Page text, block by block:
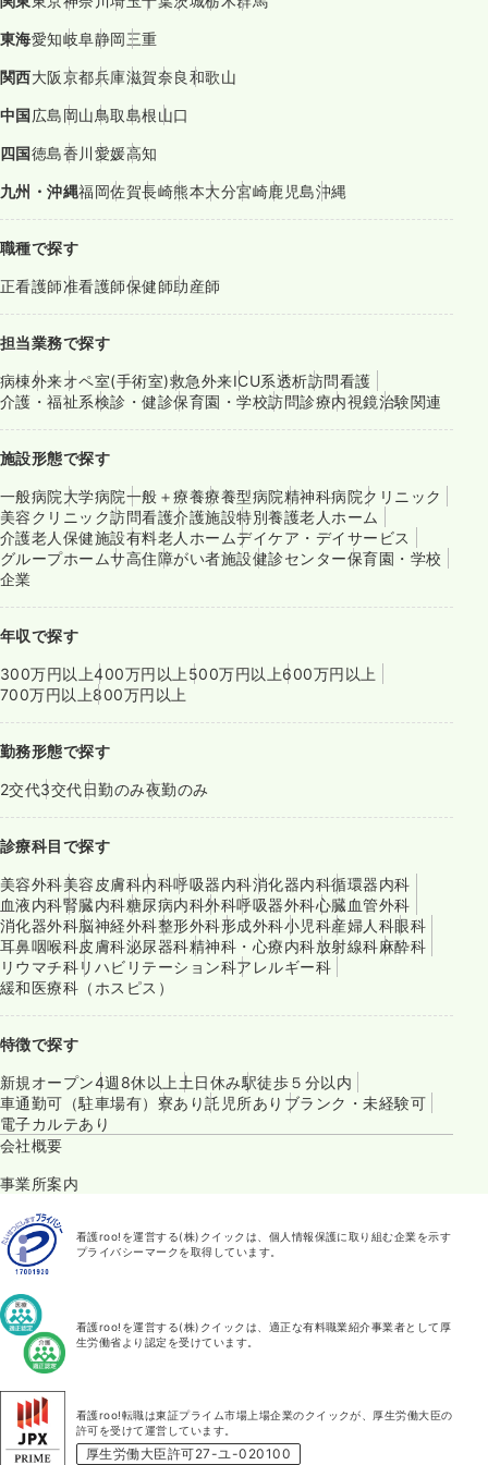
東海愛知岐阜静岡三重
関西大阪京都兵庫滋賀奈良和歌山
中国広島岡山鳥取島根山口
四国徳島香川愛媛高知
九州・沖縄福岡佐賀長崎熊本大分宮崎鹿児島沖縄
職種で探す
正看護師准看護師保健師助産師
担当業務で探す
病棟外来オペ室(手術室)救急外来ICU系透析訪問看護
介護・福祉系検診・健診保育園・学校訪問診療内視鏡治験関連
施設形態で探す
一般病院大学病院一般＋療養療養型病院精神科病院クリニック
美容クリニック訪問看護介護施設特別養護老人ホーム
介護老人保健施設有料老人ホームデイケア・デイサービス
グループホームサ高住障がい者施設健診センター保育園・学校
企業
年収で探す
300万円以上400万円以上 500万円以上600万円以上
700万円以上800万円以上
勤務形態で探す
2交代3交代日勤のみ夜勤のみ
診療科目で探す
美容外科美容皮膚科内科呼吸器内科消化器内科循環器内科
血液内科腎臓内科糖尿病内科外科呼吸器外科心臓血管外科
消化器外科脳神経外科整形外科形成外科小児科産婦人科眼科
耳鼻咽喉科皮膚科泌尿器科精神科・心療内科放射線科麻酔科
リウマチ科リハビリテーション科アレルギー科
緩和医療科（ホスピス）
特徴で探す
新規オープン4週8休以上 土日休み駅徒歩５分以内
車通勤可（駐車場有） 寮あり託児所あり ブランク・未経験可
電子カルテあり
会社概要
事業所案内
看護roo!を運営する(株)クイックは、個人情報保護に取り組む企業を示す
プライバシーマークを取得しています。
看護roo!を運営する(株)クイックは、適正な有料職業紹介事業者として厚
生労働省より認定を受けています。
看護roo!転職は東証プライム市場上場企業のクイックが、厚生労働大臣の
許可を受けて運営しています。
厚生労働大臣許可27-ユ-020100